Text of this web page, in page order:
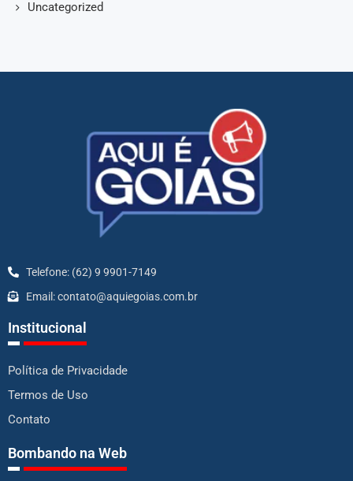
Uncategorized
Telefone: (62) 9 9901-7149
Email: contato@aquiegoias.com.br
Institucional
Política de Privacidade
Termos de Uso
Contato
Bombando na Web